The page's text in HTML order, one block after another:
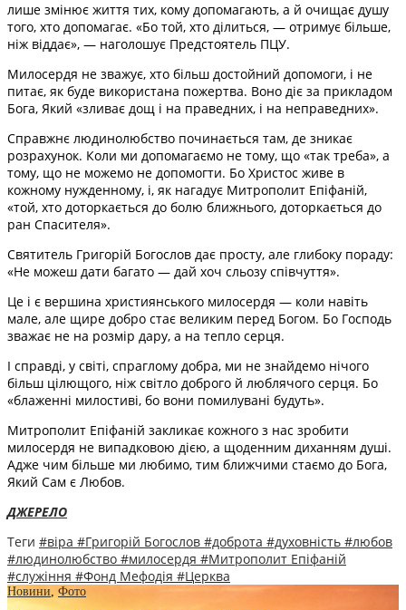
лише змінює життя тих, кому допомагають, а й очищає душу
того, хто допомагає. «Бо той, хто ділиться, — отримує більше,
ніж віддає», — наголошує Предстоятель ПЦУ.
Милосердя не зважує, хто більш достойний допомоги, і не
питає, як буде використана пожертва. Воно діє за прикладом
Бога, Який «зливає дощ і на праведних, і на неправедних».
Справжнє людинолюбство починається там, де зникає
розрахунок. Коли ми допомагаємо не тому, що «так треба», а
тому, що не можемо не допомогти. Бо Христос живе в
кожному нужденному, і, як нагадує Митрополит Епіфаній,
«той, хто доторкається до болю ближнього, доторкається до
ран Спасителя».
Святитель Григорій Богослов дає просту, але глибоку пораду:
«Не можеш дати багато — дай хоч сльозу співчуття».
Це і є вершина християнського милосердя — коли навіть
мале, але щире добро стає великим перед Богом. Бо Господь
зважає не на розмір дару, а на тепло серця.
І справді, у світі, спраглому добра, ми не знайдемо нічого
більш цілющого, ніж світло доброго й люблячого серця. Бо
«блаженні милостиві, бо вони помилувані будуть».
Митрополит Епіфаній закликає кожного з нас зробити
милосердя не випадковою дією, а щоденним диханням душі.
Адже чим більше ми любимо, тим ближчими стаємо до Бога,
Який Сам є Любов.
ДЖЕРЕЛО
Теги #віра #Григорій Богослов #доброта #духовність #любов
#людинолюбство #милосердя #Митрополит Епіфаній
#служіння #Фонд Мефодія #Церква
Новини Фото